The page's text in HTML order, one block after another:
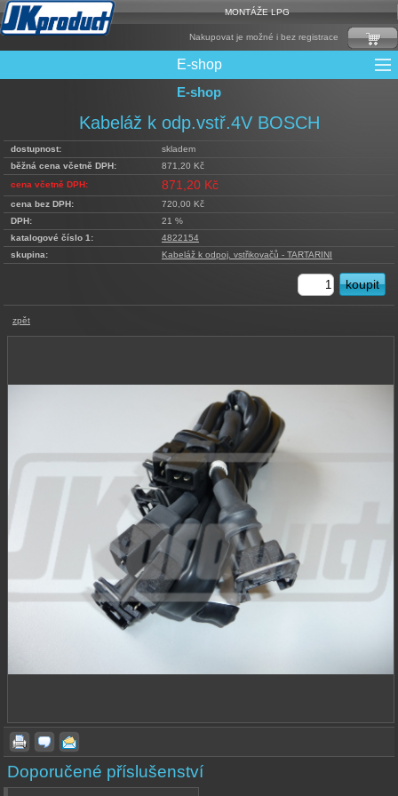
MONTÁŽE LPG
Nakupovat je možné i bez registrace
E-shop
CNG Nádrže
Elektronika + Emulátory
Filtry + Membrány
LPG Nádrže
Mixy + protizášlehové klapky
Multiventily + příslušenství
Ochrana Motoru
Přepínače
Rámy nádrží
Redukce plnění
Reduktory
Řídící jednotky + Testry
Sady + vstřikovače
Spojovací Materiál
Spotřební materiál
Trubky a Hadice
Ventily
E-shop
Kabeláž k odp.vstř.4V BOSCH
dostupnost:
skladem
běžná cena včetně DPH:
871,20 Kč
cena včetně DPH:
871,20 Kč
cena bez DPH:
720,00 Kč
DPH:
21 %
katalogové číslo 1:
4822154
skupina:
Kabeláž k odpoj. vstřikovačů - TARTARINI
zpět
Doporučené příslušenství